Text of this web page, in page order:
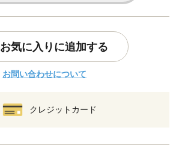
お気に入りに追加する
お問い合わせについて
クレジットカード